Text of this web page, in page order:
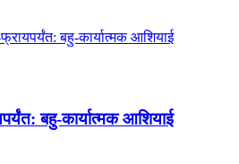
बहु-कार्यात्मक आशियाई